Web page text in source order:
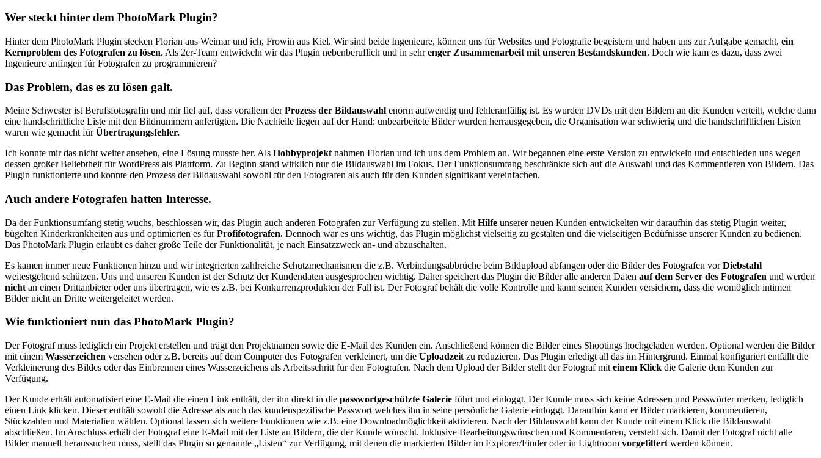
Wer steckt hinter dem PhotoMark Plugin?
Hinter dem PhotoMark Plugin stecken Florian aus Weimar und ich, Frowin aus Kiel. Wir sind beide Ingenieure, können uns für Websites und Fotografie begeistern und haben uns zur Aufgabe gemacht, ein
Kernproblem des Fotografen zu lösen. Als 2er-Team entwickeln wir das Plugin nebenberuflich und in sehrenger Zusammenarbeit mit unseren Bestandskunden. Doch wie kam es dazu, dass zwei
Ingenieure anfingen für Fotografen zu programmieren?
Das Problem, das es zu lösen galt.
Meine Schwester ist Berufsfotografin und mir fiel auf, dass vorallem derProzess der Bildauswahl enorm aufwendig und fehleranfällig ist. Es wurden DVDs mit den Bildern an die Kunden verteilt, welche dann
eine handschriftliche Liste mit den Bildnummern anfertigten. Die Nachteile liegen auf der Hand: unbearbeitete Bilder wurden herrausgegeben, die Organisation war schwierig und die handschriftlichen Listen
waren wie gemacht fürÜbertragungsfehler.
Ich konnte mir das nicht weiter ansehen, eine Lösung musste her. Als Hobbyprojekt nahmen Florian und ich uns dem Problem an. Wir begannen eine erste Version zu entwickeln und entschieden uns wegen
dessen großer Beliebtheit für WordPress als Plattform. Zu Beginn stand wirklich nur die Bildauswahl im Fokus. Der Funktionsumfang beschränkte sich auf die Auswahl und das Kommentieren von Bildern. Das
Plugin funktionierte und konnte den Prozess der Bildauswahl sowohl für den Fotografen als auch für den Kunden signifikant vereinfachen.
Auch andere Fotografen hatten Interesse.
Da der Funktionsumfang stetig wuchs, beschlossen wir, das Plugin auch anderen Fotografen zur Verfügung zu stellen. Mit Hilfe unserer neuen Kunden entwickelten wir daraufhin das stetig Plugin weiter,
bügelten Kinderkrankheiten aus und optimierten es fürProfifotografen. Dennoch war es uns wichtig, das Plugin möglichst vielseitig zu gestalten und die vielseitigen Bedüfnisse unserer Kunden zu bedienen.
Das PhotoMark Plugin erlaubt es daher große Teile der Funktionalität, je nach Einsatzzweck an- und abzuschalten.
Es kamen immer neue Funktionen hinzu und wir integrierten zahlreiche Schutzmechanismen die z.B. Verbindungsabbrüche beim Bildupload abfangen oder die Bilder des Fotografen vorDiebstahl
weitestgehend schützen. Uns und unseren Kunden ist der Schutz der Kundendaten ausgesprochen wichtig. Daher speichert das Plugin die Bilder alle anderen Daten auf dem Server des Fotografen und werden
nicht an einen Drittanbieter oder uns übertragen, wie es z.B. bei Konkurrenzprodukten der Fall ist. Der Fotograf behält die volle Kontrolle und kann seinen Kunden versichern, dass die womöglich intimen
Bilder nicht an Dritte weitergeleitet werden.
Wie funktioniert nun das PhotoMark Plugin?
Der Fotograf muss lediglich ein Projekt erstellen und trägt den Projektnamen sowie die E-Mail des Kunden ein. Anschließend können die Bilder eines Shootings hochgeladen werden. Optional werden die Bilder
mit einem Wasserzeichen versehen oder z.B. bereits auf dem Computer des Fotografen verkleinert, um die Uploadzeit zu reduzieren. Das Plugin erledigt all das im Hintergrund. Einmal konfiguriert entfällt die
Verkleinerung des Bildes oder das Einbrennen eines Wasserzeichens als Arbeitsschritt für den Fotografen. Nach dem Upload der Bilder stellt der Fotograf mit einem Klick die Galerie dem Kunden zur
Verfügung.
Der Kunde erhält automatisiert eine E-Mail die einen Link enthält, der ihn direkt in die passwortgeschützte Galerie führt und einloggt. Der Kunde muss sich keine Adressen und Passwörter merken, lediglich
einen Link klicken. Dieser enthält sowohl die Adresse als auch das kundenspezifische Passwort welches ihn in seine persönliche Galerie einloggt. Daraufhin kann er Bilder markieren, kommentieren,
Stückzahlen und Materialien wählen. Optional lassen sich weitere Funktionen wie z.B. eine Downloadmöglichkeit aktivieren. Nach der Bildauswahl kann der Kunde mit einem Klick die Bildauswahl
abschließen. Im Anschluss erhält der Fotograf eine E-Mail mit der Liste an Bildern, die der Kunde wünscht. Inklusive Bearbeitungswünschen und Kommentaren, versteht sich. Damit der Fotograf nicht alle
Bilder manuell heraussuchen muss, stellt das Plugin so genannte „Listen“ zur Verfügung, mit denen die markierten Bilder im Explorer/Finder oder in Lightroom vorgefiltert werden können.